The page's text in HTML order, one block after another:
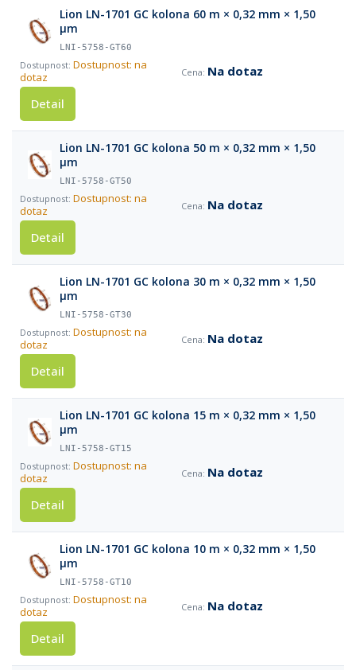
Lion LN-1701 GC kolona 60 m × 0,32 mm × 1,50
µm
LNI-5758-GT60
Dostupnost: na
dotaz
Na dotaz
Detail
Lion LN-1701 GC kolona 50 m × 0,32 mm × 1,50
µm
LNI-5758-GT50
Dostupnost: na
dotaz
Na dotaz
Detail
Lion LN-1701 GC kolona 30 m × 0,32 mm × 1,50
µm
LNI-5758-GT30
Dostupnost: na
dotaz
Na dotaz
Detail
Lion LN-1701 GC kolona 15 m × 0,32 mm × 1,50
µm
LNI-5758-GT15
Dostupnost: na
dotaz
Na dotaz
Detail
Lion LN-1701 GC kolona 10 m × 0,32 mm × 1,50
µm
LNI-5758-GT10
Dostupnost: na
dotaz
Na dotaz
Detail